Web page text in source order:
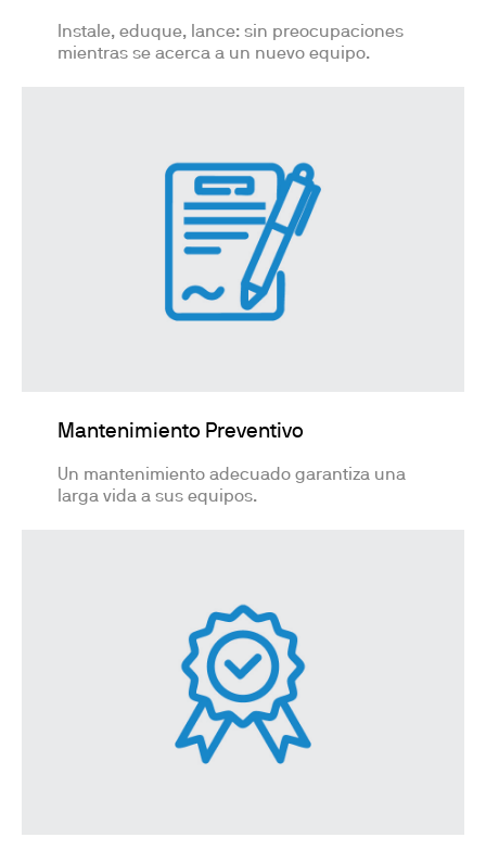
Instale, eduque, lance: sin preocupaciones
mientras se acerca a un nuevo equipo.
Mantenimiento Preventivo
Un mantenimiento adecuado garantiza una
larga vida a sus equipos.